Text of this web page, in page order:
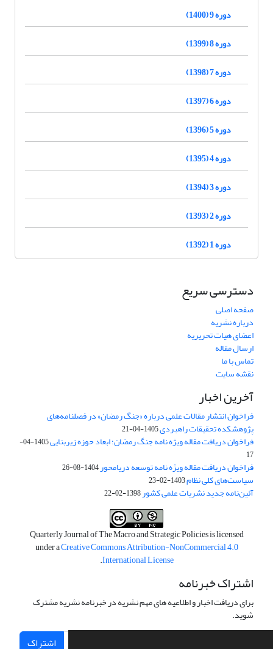
دوره 9 (1400)
دوره 8 (1399)
دوره 7 (1398)
دوره 6 (1397)
دوره 5 (1396)
دوره 4 (1395)
دوره 3 (1394)
دوره 2 (1393)
دوره 1 (1392)
دسترسی سریع
صفحه اصلی
درباره نشریه
اعضای هیات تحریریه
ارسال مقاله
تماس با ما
نقشه سایت
آخرین اخبار
فراخوان انتشار مقالات علمی درباره «جنگ رمضان» در فصلنامه‌های
پژوهشکده تحقیقات راهبردی1405-04-21
فراخوان دریافت مقاله ویژه نامه جنگ رمضان؛ ابعاد حوزه زیربنایی
1405-04-
17
فراخوان دریافت مقاله ویژه نامه توسعه دریامحور1404-08-26
سیاست‌های کلی نظام1403-02-23
آئین‌نامه جدید نشریات علمی کشور1398-02-22
Quarterly Journal of The Macro and Strategic Policies is licensed
under aCreative Commons Attribution-NonCommercial 4.0
International License
.
اشتراک خبرنامه
برای دریافت اخبار و اطلاعیه های مهم نشریه در خبرنامه نشریه مشترک
شوید.
اشتراک